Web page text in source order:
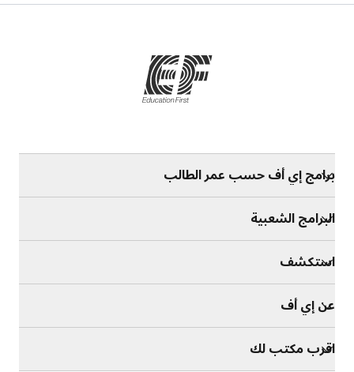
برامج إي أف حسب عمر الطالب
البرامج الشعبية
استكشف
عن إي أف
اقرب مكتب لك